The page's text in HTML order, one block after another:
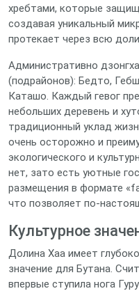
хребтами, которые
создавая уникальный
протекает через всю
Административно
(подрайонов): Бедто,
Каташо. Каждый гевог
небольших деревень и
традиционный уклад
очень осторожно и
экологического и
нет, зато есть уютные
размещения в формате
что позволяет по-
Культурное
Долина Хаа имеет
значение для Бутана.
впервые ступила нога